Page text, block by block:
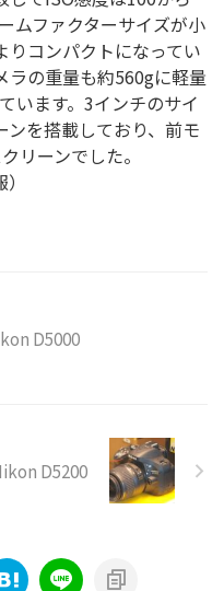
ムファクターサイズが小
コンパクトになってい
ラの重量も約560gに軽量
います。3インチのサイ
ンを搭載しており、前モ
リーンでした。
D5000
D5200